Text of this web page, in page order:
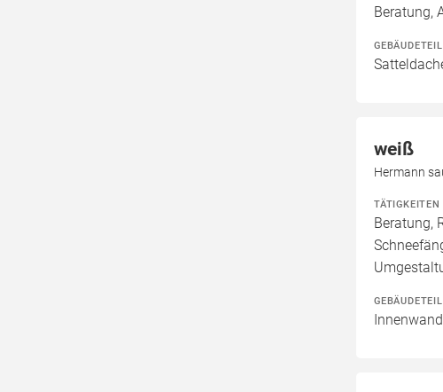
Beratung,
weiß
Hermann
TÄTIGKEITEN
Beratung,